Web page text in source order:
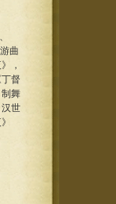
曲
，
督
舞
世